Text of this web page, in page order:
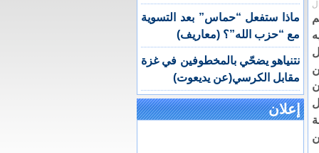
ماذا ستفعل “حماس” بعد التسوية
مع “حزب الله”؟ (معاريف)
نتنياهو يضحّي بالمخطوفين في غزة
مقابل الكرسي(عن يديعوت)
إعلان